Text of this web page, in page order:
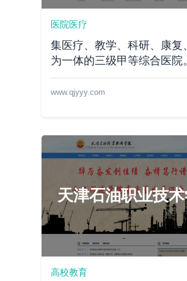
医院医疗
集医疗、教学、科研、康复
为一体的三级甲等综合医院。
www.qjyyy.com
天津石油职业技
高校教育